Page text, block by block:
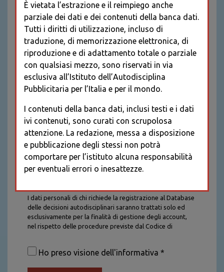
I dati personali di chi richiede la registrazione al Database
delle decisioni autodisciplinari saranno trattati solo ed
esclusivamente per la finalità di gestione degli account,
nel rispetto delle procedure previste dal Codice di
saranno trattati con tutte le cautele richieste dalla legge e
saranno conservati per la durata stabilita caso per caso
Ho preso visione dell'informativa *
È vietata l’estrazione e il reimpiego anche
parziale dei dati e dei contenuti della banca dati.
Tutti i diritti di utilizzazione, incluso di
traduzione, di memorizzazione elettronica, di
riproduzione e di adattamento totale o parziale
con qualsiasi mezzo, sono riservati in via
esclusiva all’Istituto dell’Autodisciplina
Pubblicitaria per l’Italia e per il mondo.
I contenuti della banca dati, inclusi testi e i dati
ivi contenuti, sono curati con scrupolosa
attenzione. La redazione, messa a disposizione
e pubblicazione degli stessi non potrà
comportare per l’istituto alcuna responsabilità
per eventuali errori o inesattezze.